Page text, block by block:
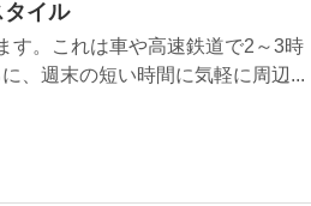
イル
す。これは車や高速鉄道で2～3時
、週末の短い時間に気軽に周辺...